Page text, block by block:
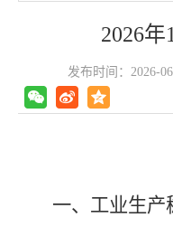
2026
发布时间：2026-
一、工业生产